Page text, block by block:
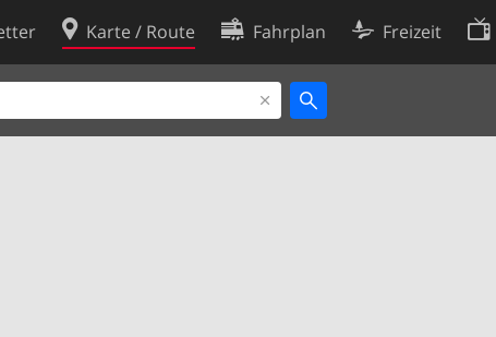
Karte / Route Fahrplan Freizeit
Cookie-Richtlinie
Cookie-Einstellungen